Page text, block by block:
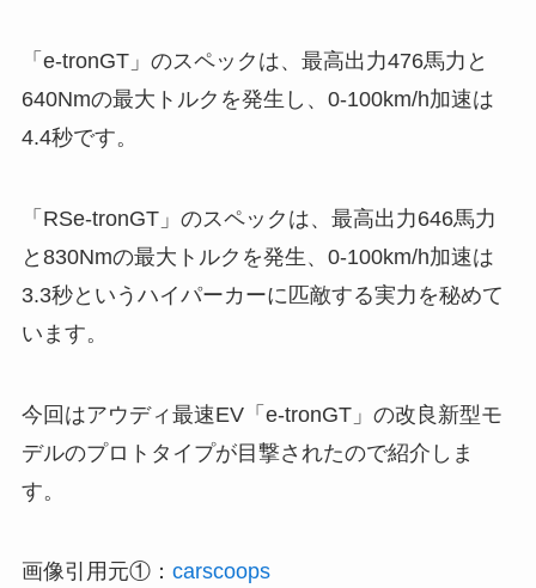
「e-tronGT」のスペックは、最高出力476馬力と
640Nmの最大トルクを発生し、0-100km/h加速は
4.4秒です。
「RSe-tronGT」のスペックは、最高出力646馬力
と830Nmの最大トルクを発生、0-100km/h加速は
3.3秒というハイパーカーに匹敵する実力を秘めて
います。
今回はアウディ最速EV「e-tronGT」の改良新型モ
デルのプロトタイプが目撃されたので紹介しま
す。
画像引用元①： carscoops